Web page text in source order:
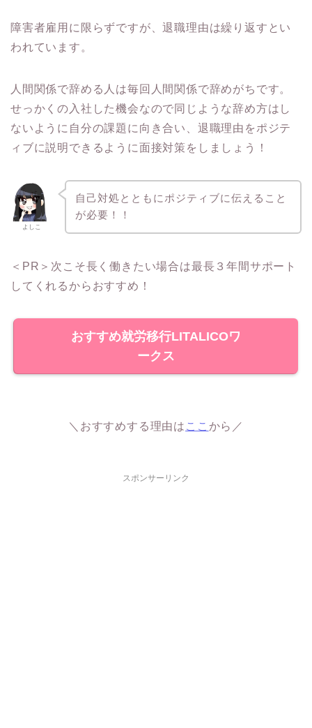
障害者雇用に限らずですが、退職理由は繰り返すとい
われています。
人間関係で辞める人は毎回人間関係で辞めがちです。
せっかくの入社した機会なので同じような辞め方はし
ないように自分の課題に向き合い、退職理由をポジテ
ィブに説明できるように面接対策をしましょう！
よしこ
自己対処とともにポジティブに伝えること
が必要！！
＜PR＞次こそ長く働きたい場合は最長３年間サポート
してくれるからおすすめ！
おすすめ就労移行LITALICOワ
ークス
＼おすすめする理由は ここ から／
スポンサーリンク